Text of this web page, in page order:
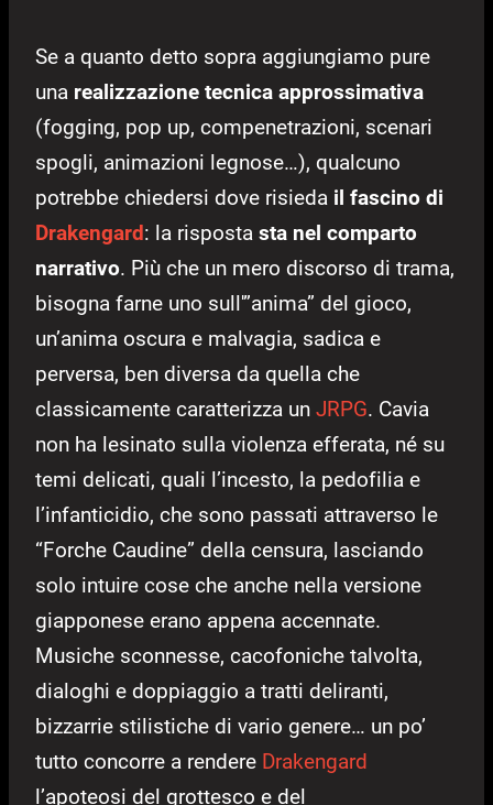
Se a quanto detto sopra aggiungiamo pure
una realizzazione tecnica approssimativa
(fogging, pop up, compenetrazioni, scenari
spogli, animazioni legnose…), qualcuno
potrebbe chiedersi dove risieda il fascino di
Drakengard: la risposta sta nel comparto
narrativo. Più che un mero discorso di trama,
bisogna farne uno sull'”anima” del gioco,
un’anima oscura e malvagia, sadica e
perversa, ben diversa da quella che
classicamente caratterizza un JRPG. Cavia
non ha lesinato sulla violenza efferata, né su
temi delicati, quali l’incesto, la pedofilia e
l’infanticidio, che sono passati attraverso le
“Forche Caudine” della censura, lasciando
solo intuire cose che anche nella versione
giapponese erano appena accennate.
Musiche sconnesse, cacofoniche talvolta,
dialoghi e doppiaggio a tratti deliranti,
bizzarrie stilistiche di vario genere… un po’
tutto concorre a rendere Drakengard
l’apoteosi del grottesco e del